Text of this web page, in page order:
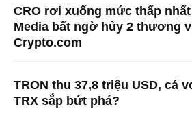
CRO rơi xuống mức thấp
Media bất ngờ hủy 2 thương
Crypto.com
TRON thu 37,8 triệu USD, cá
TRX sắp bứt phá?